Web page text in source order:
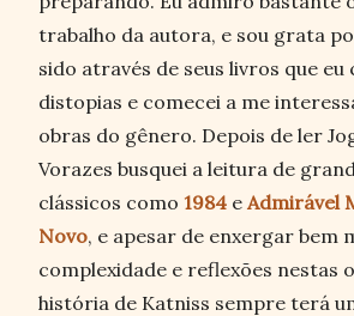
trabalho da autora, e sou grata
sido através de seus livros que eu
distopias e comecei a me
obras do gênero. Depois de ler
Vorazes busquei a leitura de
clássicos como 1984 e Admirável
Novo, e apesar de enxergar bem
complexidade e reflexões nestas
história de Katniss sempre terá